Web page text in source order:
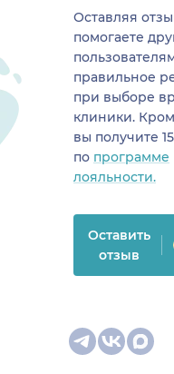
Оставляя
помогаете
правильное
при выборе
клиники.
вы получите
по программе
лояльности.
Оставить
отзыв